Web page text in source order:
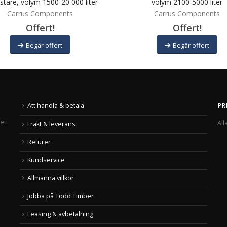
Carrus Components
Offert!
Begär offert
Carrus Components
Offert!
Begär offert
Att handla & betala
Frakt & leverans
Returer
Kundservice
Allmänna villkor
Jobba på Todd Timber
Leasing & avbetalning